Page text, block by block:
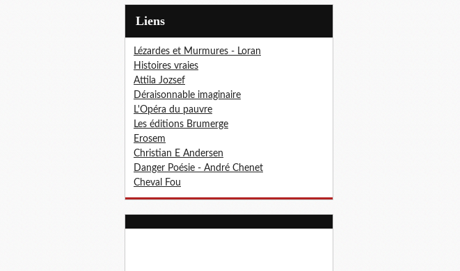
Liens
Lézardes et Murmures - Loran
Histoires vraies
Attila Jozsef
Déraisonnable imaginaire
L'Opéra du pauvre
Les éditions Brumerge
Erosem
Christian E Andersen
Danger Poésie - André Chenet
Cheval Fou